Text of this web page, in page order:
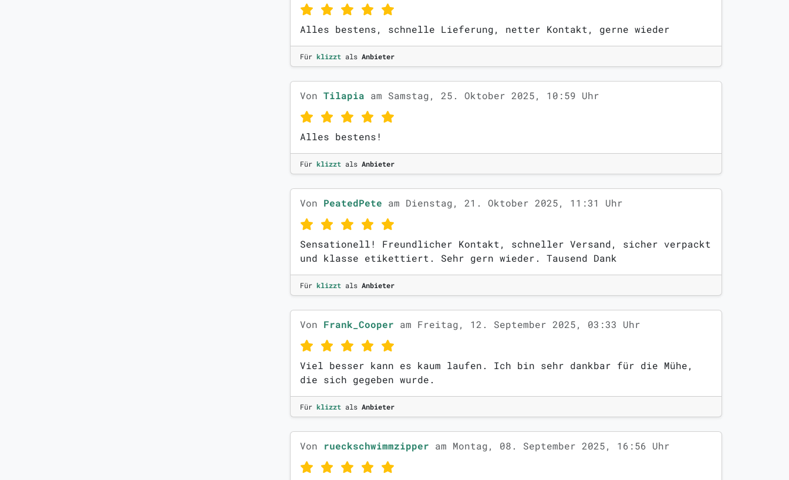
Alles bestens, schnelle Lieferung, netter Kontakt, gerne wieder
Für klizzt als Anbieter
Von Tilapia am Samstag, 25. Oktober 2025, 10:59 Uhr
Alles bestens!
Für klizzt als Anbieter
Von PeatedPete am Dienstag, 21. Oktober 2025, 11:31 Uhr
Sensationell! Freundlicher Kontakt, schneller Versand, sicher verpackt
und klasse etikettiert. Sehr gern wieder. Tausend Dank
Für klizzt als Anbieter
Von Frank_Cooper am Freitag, 12. September 2025, 03:33 Uhr
Viel besser kann es kaum laufen. Ich bin sehr dankbar für die Mühe,
die sich gegeben wurde.
Für klizzt als Anbieter
Von rueckschwimmzipper am Montag, 08. September 2025, 16:56 Uhr